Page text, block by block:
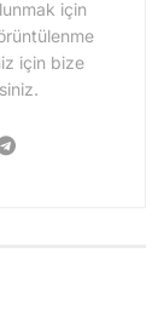
için
için bize